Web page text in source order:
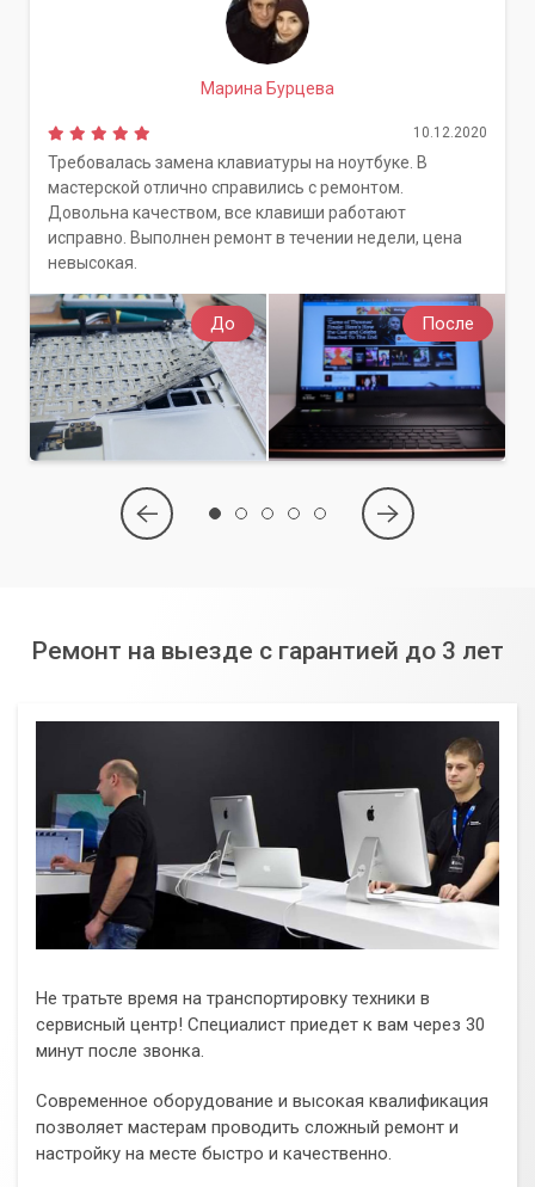
Не позволяйте проблемам с батареей ограничить
использование вашего ноутбука. Обратитесь в сервисный
области. Мы проведем быструю и точную диагностику и
предложим оптимальное решение для восстановления
полной работоспособности вашего устройства.
До После
Марина Бурцева
10.12.2020
Требовалась замена клавиатуры на ноутбуке. В
мастерской отлично справились с ремонтом.
Довольна качеством, все клавиши работают
исправно. Выполнен ремонт в течении недели, цена
невысокая.
Ремонт на выезде с гарантией до 3 лет
Не тратьте время на транспортировку техники в
сервисный центр! Специалист приедет к вам через 30
минут после звонка.
Современное оборудование и высокая квалификация
позволяет мастерам проводить сложный ремонт и
настройку на месте быстро и качественно.